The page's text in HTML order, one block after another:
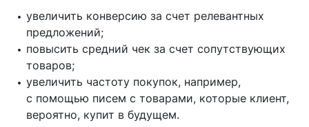
увеличить конверсию за счет релевантных
предложений;
повысить средний чек за счет сопутствующих
товаров;
увеличить частоту покупок, например,
с помощью писем с товарами, которые клиент,
вероятно, купит в будущем.